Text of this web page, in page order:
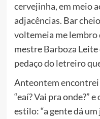
cervejinha, em meio
adjacências. Bar
voltemeia me lembro
mestre Barboza
pedaço do letreiro
Anteontem
“eaí? Vai pra onde?”
estilo: “a gente dá